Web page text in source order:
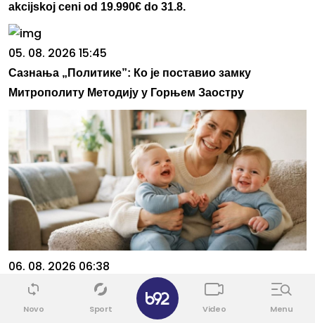
akcijskoj ceni od 19.990€ do 31.8.
05. 08. 2026 15:45
Сазнања „Политике”: Ко је поставио замку
Митрополиту Методију у Горњем Заостру
06. 08. 2026 06:38
Da li je genetika zaslužna za rađanje blizanaca? Istina o
naslednim faktorima i blizanačkoj trudnoći
Novo Sport Video Menu
✕